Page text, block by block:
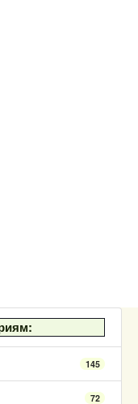
145
72